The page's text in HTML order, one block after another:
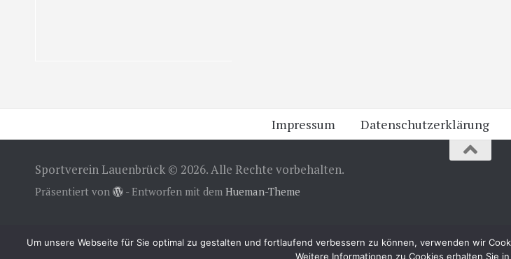
Impressum Datenschutzerklärung
Sportverein Lauenbrück © 2026. Alle Rechte vorbehalten.
Präsentiert von - Entworfen mit dem Hueman-Theme
Um unsere Webseite für Sie optimal zu gestalten und fortlaufend verbessern zu können, verwenden wir
Weitere Informationen zu Cookies erhalten Sie